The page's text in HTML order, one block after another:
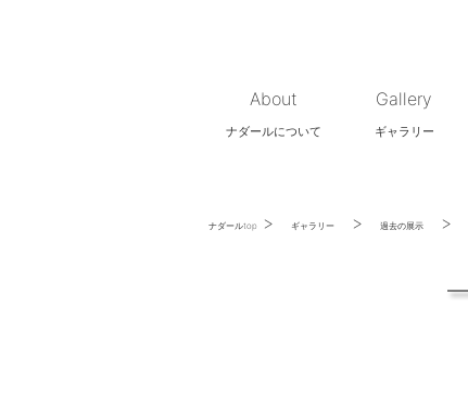
About
ナダールについて
Gallery
ギャラリー
ナダールtop > ギャラリー > 過去の展示 >